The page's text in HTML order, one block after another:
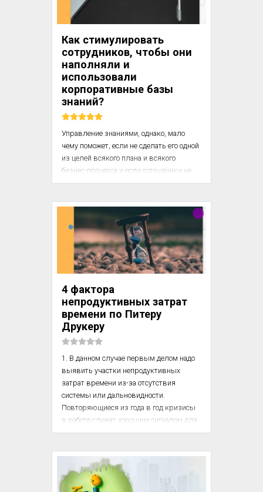
вице-президент по персоналу завода в
Джорджтауне и американского
отделения Toyota, так объяснил
ситуацию: «Когда мы открыли на
площадке аптеку, ...
Как стимулировать
сотрудников, чтобы они
наполняли и
использовали
корпоративные базы
знаний?
Управление знаниями, однако, мало
чему поможет, если не сделать его одной
из целей всякого плана и всякого
бизнес-процесса и если сотрудники не
будут получать вознаграждение за то,
другими. По заведенному в Microsoft
порядку по окончании каждой
консультации, данной клиенту,
найденное решение помещается в
центральное веб-хранилище, которое
называется InSite. Таким образом, им
и другие специалисты компании. Мы
всячески пропагандируем
использование InSite для сокращения
времени подготовки ответов на вопросы
клиентов и снижения риск...
4 фактора
непродуктивных затрат
времени по Питеру
Друкеру
1. В данном случае первым делом надо
выявить участки непродуктивных
затрат времени из-за отсутствия
системы или дальновидности.
Повторяющиеся из года в год кризисы
в работе служат хорошим сигналом для
принятия мер. По сути, во второй раз
К событиям такого рода относится
ежегодный кризис переучета товарных